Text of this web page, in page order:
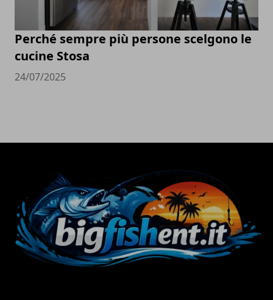
Perché sempre più persone scelgono le
cucine Stosa
24/07/2025